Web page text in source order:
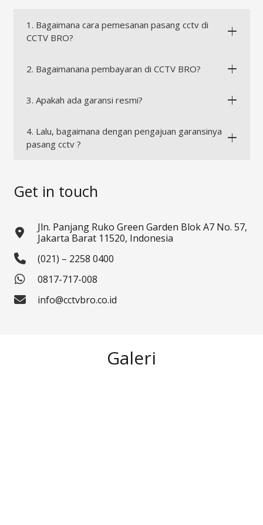
1. Bagaimana cara pemesanan pasang cctv di
CCTV BRO?
2. Bagaimanana pembayaran di CCTV BRO?
3. Apakah ada garansi resmi?
4. Lalu, bagaimana dengan pengajuan garansinya
pasang cctv ?
Get in touch
Jln. Panjang Ruko Green Garden Blok A7 No. 57,
Jakarta Barat 11520, Indonesia
(021) – 2258 0400
0817-717-008
info@cctvbro.co.id
Galeri